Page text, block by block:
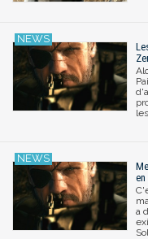
en
a